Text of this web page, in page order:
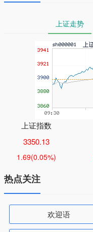
上证走势
上证指数
3350.13
1.69(0.05%)
热点关注
欢迎语